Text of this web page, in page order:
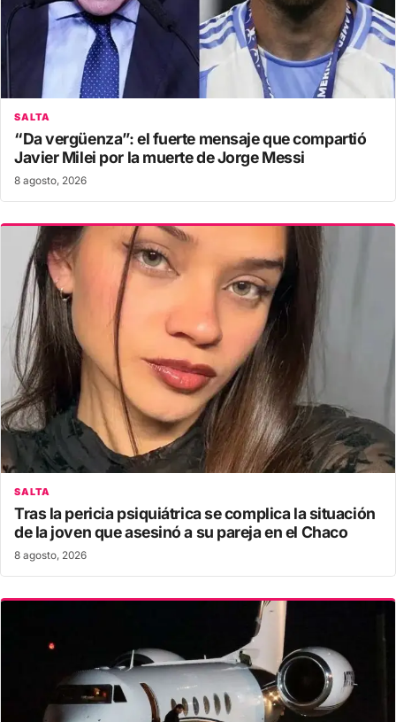
SALTA
“Da vergüenza”: el fuerte mensaje que compartió
Javier Milei por la muerte de Jorge Messi
8 agosto, 2026
SALTA
Tras la pericia psiquiátrica se complica la situación
de la joven que asesinó a su pareja en el Chaco
8 agosto, 2026